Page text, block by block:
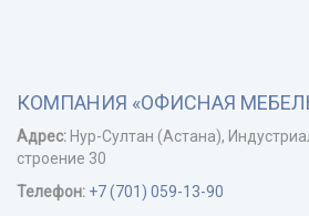
КОМПАНИЯ «ОФИСНАЯ
Адрес: Нур-Cултан (Астана),
строение 30
Телефон: +7 (701) 059-13-90